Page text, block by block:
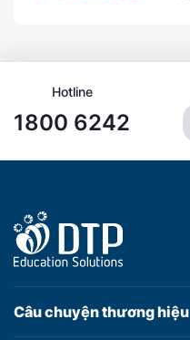
Hotline
1800 6242
Câu chuyệnthương hiệu